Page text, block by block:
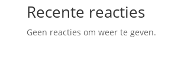
Recente reacties
Geen reacties om weer te geven.